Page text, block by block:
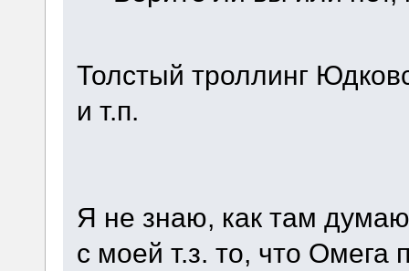
Толстый троллинг
и т.п.
Я не знаю, как там
с моей т.з. то, что Омега